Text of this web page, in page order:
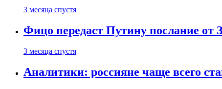
3 месяца спустя
Фицо передаст Путину послание от
3 месяца спустя
Аналитики: россияне чаще всего